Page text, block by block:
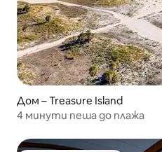
Дом – Treasure Island
4 минути пеша до плажа